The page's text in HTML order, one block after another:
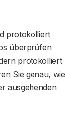
protokolliert
überprüfen
protokolliert
Sie genau, wie
ausgehenden